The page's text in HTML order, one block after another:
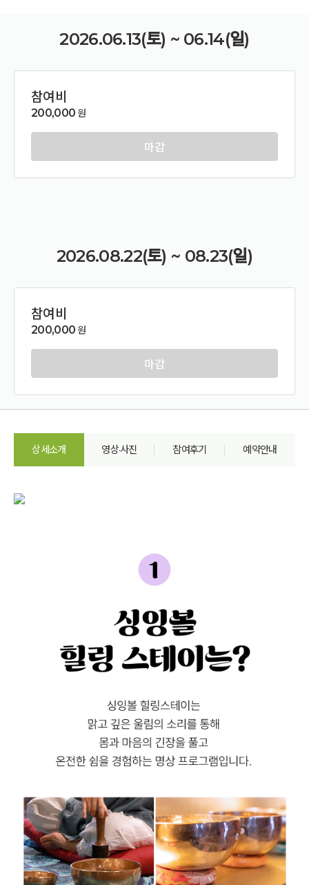
2026.06.13(토) ~ 06.14(일)
참여비
200,000 원
마감
2026.08.22(토) ~ 08.23(일)
참여비
200,000 원
마감
상세소개 영상·사진 참여후기 예약안내